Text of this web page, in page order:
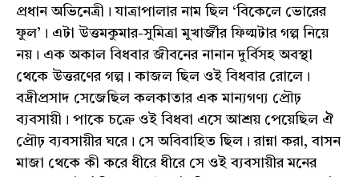
প্রধান অভিনেত্রী। যাত্রাপালার নাম ছিল ‘বিকেলে ভোরের
ফুল’। এটা উত্তমকুমার-সুমিত্রা মুখার্জীর ফিল্মটার গল্প নিয়ে
নয়। এক অকাল বিধবার জীবনের নানান দুর্বিসহ অবস্থা
থেকে উত্তরণের গল্প। কাজল ছিল ওই বিধবার রোলে।
বদ্রীপ্রসাদ সেজেছিল কলকাতার এক মান্যগণ্য প্রৌঢ়
ব্যবসায়ী। পাকে চক্রে ওই বিধবা এসে আশ্রয় পেয়েছিল ঐ
প্রৌঢ় ব্যবসায়ীর ঘরে। সে অবিবাহিত ছিল। রান্না করা, বাসন
মাজা থেকে কী করে ধীরে ধীরে সে ওই ব্যবসায়ীর মনের